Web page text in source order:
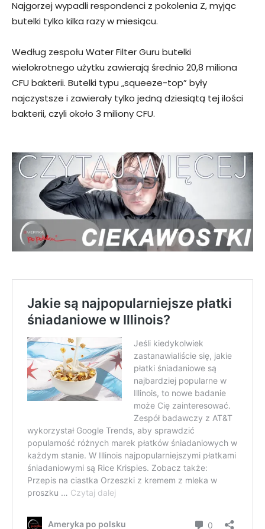
Najgorzej wypadli respondenci z pokolenia Z, myjąc
butelki tylko kilka razy w miesiącu.
Według zespołu Water Filter Guru butelki
wielokrotnego użytku zawierają średnio 20,8 miliona
CFU bakterii. Butelki typu „squeeze-top” były
najczystsze i zawierały tylko jedną dziesiątą tej ilości
bakterii, czyli około 3 miliony CFU.